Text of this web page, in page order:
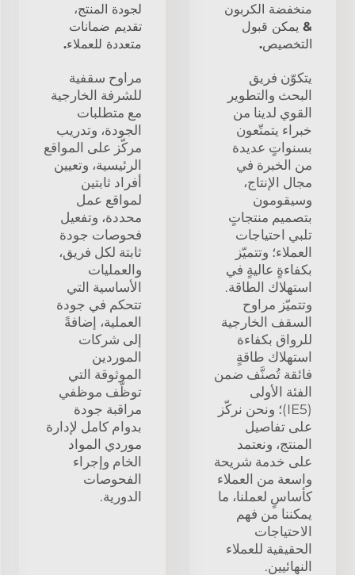
منخفضة الكربون
& يمكن قبول
التخصيص.
يتكوّن فريق
البحث والتطوير
القوي لدينا من
خبراء يتمتّعون
بسنواتٍ عديدة
من الخبرة في
مجال الإنتاج،
وسيقومون
بتصميم منتجاتٍ
تلبي احتياجات
العملاء؛ وتتميّز
بكفاءةٍ عاليةٍ في
استهلاك الطاقة.
وتتميّز مراوح
السقف الخارجية
للرواق بكفاءة
استهلاك طاقةٍ
فائقة تُصنَّف ضمن
الفئة الأولى
(IE5)؛ ونحن نركّز
على تفاصيل
المنتج، ونعتمد
على خدمة شريحة
واسعة من العملاء
كأساسٍ لعملنا، ما
يمكننا من فهم
الاحتياجات
الحقيقية للعملاء
النهائيين.
لجودة المنتج،
تقديم ضمانات
متعددة للعملاء.
مراوح سقفية
للشرفة الخارجية
مع متطلبات
الجودة، وتدريب
مركّز على المواقع
الرئيسية، وتعيين
أفراد ثابتين
لمواقع عمل
محددة، وتفعيل
فحوصات جودة
ثابتة لكل فريق،
والعمليات
الأساسية التي
تتحكم في جودة
العملية، إضافةً
إلى شركات
الموردين
الموثوقة التي
توظّف موظفي
مراقبة جودة
بدوام كامل لإدارة
موردي المواد
الخام وإجراء
الفحوصات
الدورية.